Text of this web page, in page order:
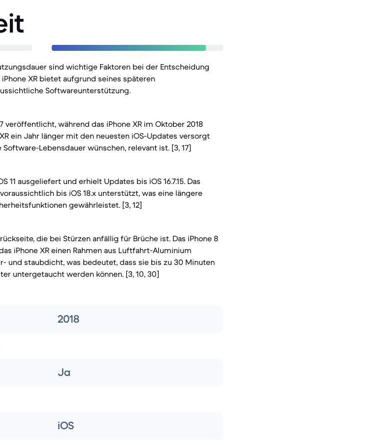
sind wichtige Faktoren bei der Entscheidung
XR bietet aufgrund seines späteren
Softwareunterstützung.
veröffentlicht, während das iPhone XR im Oktober 2018
ein Jahr länger mit den neuesten iOS-Updates versorgt
Lebensdauer wünschen, relevant ist. [3, 17]
11 ausgeliefert und erhielt Updates bis iOS 16.7.15. Das
bis iOS 18.x unterstützt, was eine längere
gewährleistet. [3, 12]
die bei Stürzen anfällig für Brüche ist. Das iPhone 8
iPhone XR einen Rahmen aus Luftfahrt-Aluminium
und staubdicht, was bedeutet, dass sie bis zu 30 Minuten
untergetaucht werden können. [3, 10, 30]
2018
Ja
iOS